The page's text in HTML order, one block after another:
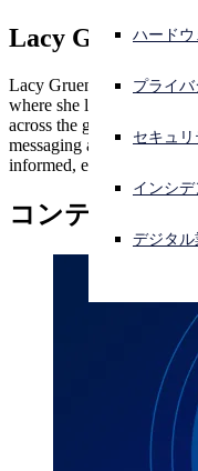
サイバー攻撃を受け
Open search
日本語 Open language
ハード
プライバ
セキュ
インシ
デジタル
Lacy Gruen
Lacy Gruen is the head of
where she leads
across the global partner
messaging and meaningful
informed, empowered, and
コンテンツ提供